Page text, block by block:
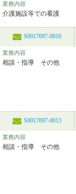
業務内容
介護施設等での看護
S0017097-0010
業務内容
相談・指導 その他
S0017097-0013
業務内容
相談・指導 その他